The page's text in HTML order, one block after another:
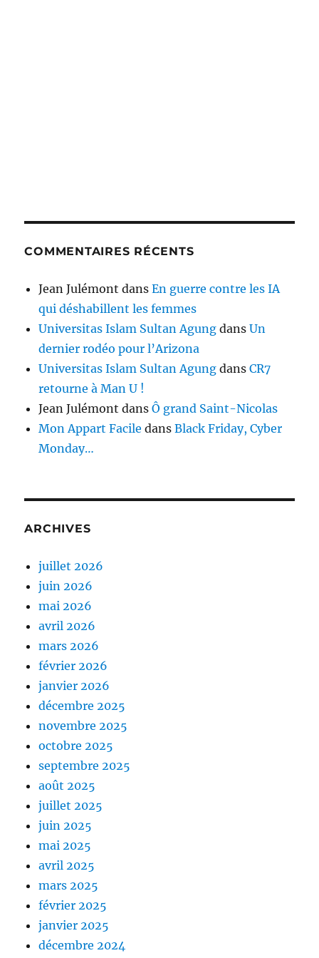
COMMENTAIRES RÉCENTS
Jean Julémont dansEn guerre contre les IA
qui déshabillent les femmes
Universitas Islam Sultan Agung dansUn
dernier rodéo pour l’Arizona
Universitas Islam Sultan Agung dansCR7
retourne à Man U !
Jean Julémont dansÔ grand Saint-Nicolas
Mon Appart Facile dansBlack Friday, Cyber
Monday…
ARCHIVES
juillet 2026
juin 2026
mai 2026
avril 2026
mars 2026
février 2026
janvier 2026
décembre 2025
novembre 2025
octobre 2025
septembre 2025
août 2025
juillet 2025
juin 2025
mai 2025
avril 2025
mars 2025
février 2025
janvier 2025
décembre 2024